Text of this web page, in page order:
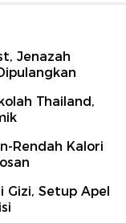
Jenazah
Thailand,
Rendah Kalori
Gizi, Setup Apel